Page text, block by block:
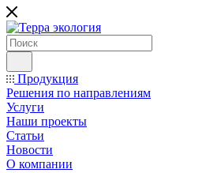
Продукция
Решения по направлениям
Услуги
Наши проекты
Статьи
Новости
О компании